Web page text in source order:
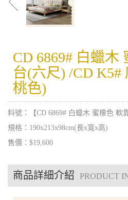
CD 6869# 白蠟木
台(六尺) /CD K5#
桃色)
料號：【CD 6869# 白蠟木 蜜橡色 軟
規格：190x213x98cm(長x寬x高)
售價：$19,600
商品詳細介紹 PRODUCT